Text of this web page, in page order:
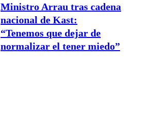
Ministro Arrau tras cadena
nacional de Kast:
“Tenemos que dejar de
normalizar el tener miedo”